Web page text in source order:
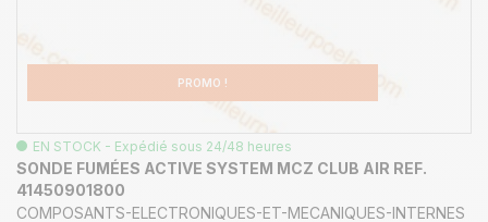
PROMO !
EN STOCK - Expédié sous 24/48 heures
SONDE FUMÉES ACTIVE SYSTEM MCZ CLUB AIR REF.
41450901800
COMPOSANTS-ELECTRONIQUES-ET-MECANIQUES-INTERNES